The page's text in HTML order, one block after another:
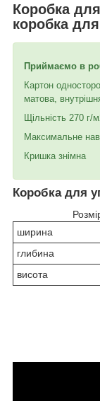
Коробка
коробка
Приймаємо в
Картон
матова,
Щільність 270 г/
Максимальне
Кришка знімна
Коробка для
ширина
глибина
висота